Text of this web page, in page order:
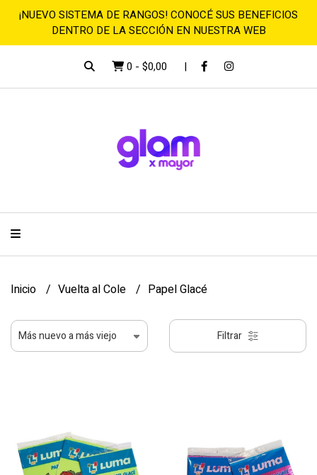
¡NUEVO SISTEMA DE RANGOS! CONOCÉ SUS BENEFICIOS
DENTRO DE LA SECCIÓN EN NUESTRA WEB
0 - $0,00
Inicio Vuelta al Cole Papel Glacé
Filtrar